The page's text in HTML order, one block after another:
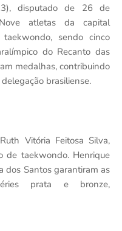
disputado de 26 de
atletas da capital
sendo cinco
do Recanto das
medalhas, contribuindo
brasiliense.
Vitória Feitosa Silva,
de taekwondo. Henrique
dos Santos garantiram as
prata e bronze,